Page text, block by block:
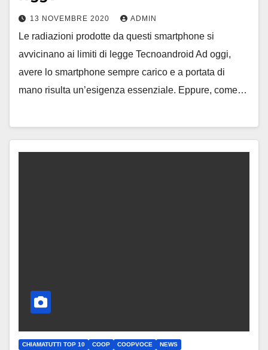
13 NOVEMBRE 2020 ADMIN
Le radiazioni prodotte da questi smartphone si
avvicinano ai limiti di legge Tecnoandroid Ad oggi,
avere lo smartphone sempre carico e a portata di
mano risulta un’esigenza essenziale. Eppure, come…
CHIAMATUTTI TOP 10 COOP COOPVOCE NEWS